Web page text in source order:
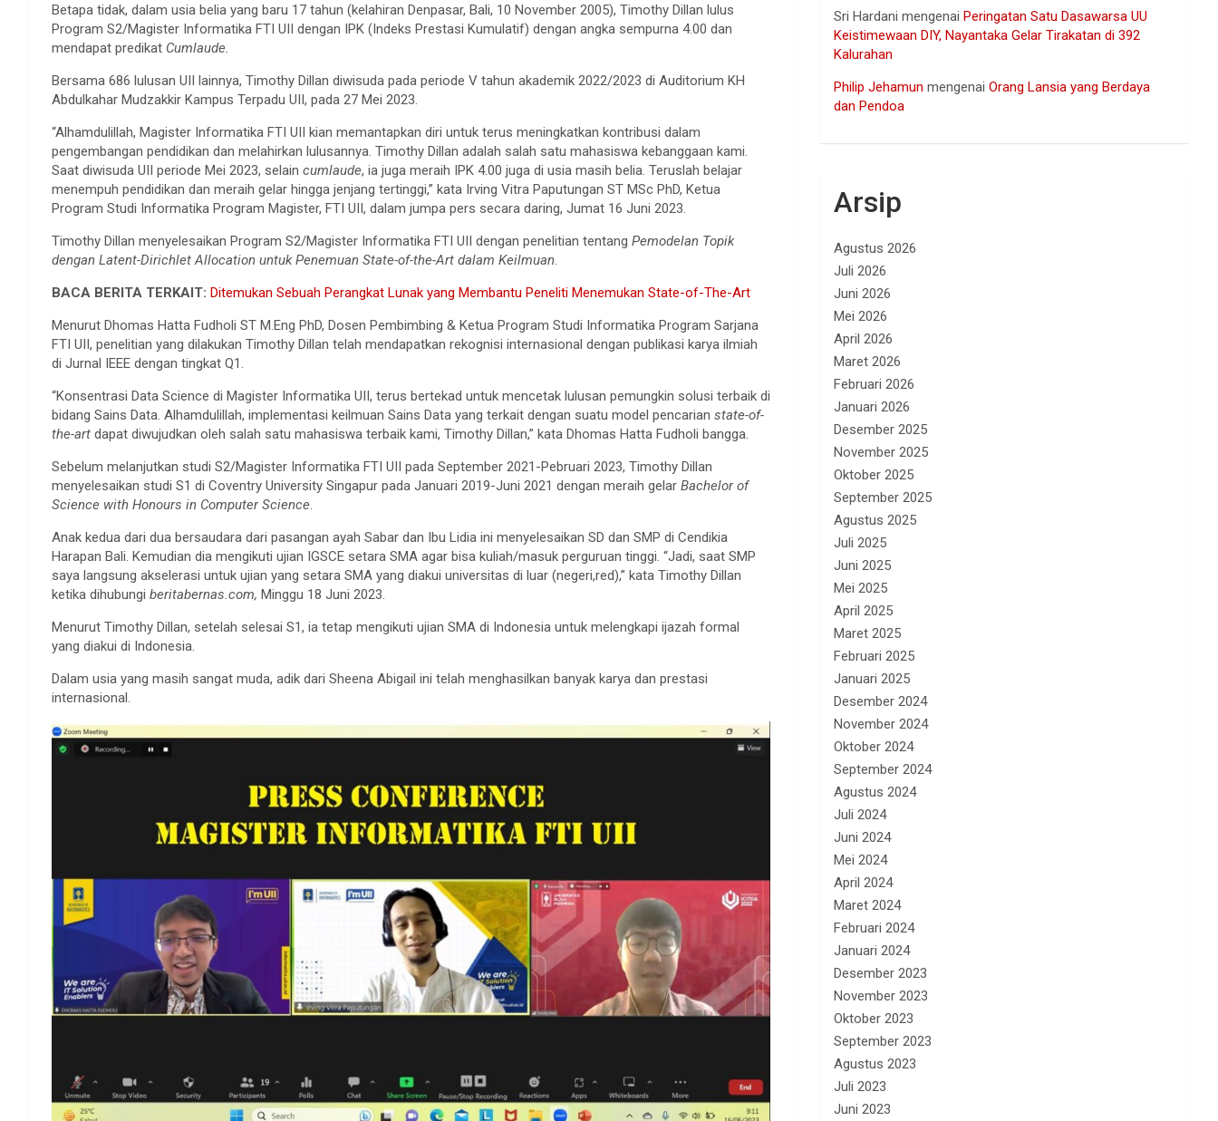
Betapa tidak, dalam usia belia yang baru 17 tahun (kelahiran Denpasar, Bali, 10 November 2005), Timothy Dillan lulus
Program S2/Magister Informatika FTI UII dengan IPK (Indeks Prestasi Kumulatif) dengan angka sempurna 4.00 dan
mendapat predikat Cumlaude.
Bersama 686 lulusan UII lainnya, Timothy Dillan diwisuda pada periode V tahun akademik 2022/2023 di Auditorium KH
Abdulkahar Mudzakkir Kampus Terpadu UII, pada 27 Mei 2023.
“Alhamdulillah, Magister Informatika FTI UII kian memantapkan diri untuk terus meningkatkan kontribusi dalam
pengembangan pendidikan dan melahirkan lulusannya. Timothy Dillan adalah salah satu mahasiswa kebanggaan kami.
Saat diwisuda UII periode Mei 2023, selain cumlaude, ia juga meraih IPK 4.00 juga di usia masih belia. Teruslah belajar
menempuh pendidikan dan meraih gelar hingga jenjang tertinggi,” kata Irving Vitra Paputungan ST MSc PhD, Ketua
Program Studi Informatika Program Magister, FTI UII, dalam jumpa pers secara daring, Jumat 16 Juni 2023.
Timothy Dillan menyelesaikan Program S2/Magister Informatika FTI UII dengan penelitian tentang Pemodelan Topik
dengan Latent-Dirichlet Allocation untuk Penemuan State-of-the-Art dalam Keilmuan.
BACA BERITA TERKAIT: Ditemukan Sebuah Perangkat Lunak yang Membantu Peneliti Menemukan State-of-The-Art
Menurut Dhomas Hatta Fudholi ST M.Eng PhD, Dosen Pembimbing & Ketua Program Studi Informatika Program Sarjana
FTI UII, penelitian yang dilakukan Timothy Dillan telah mendapatkan rekognisi internasional dengan publikasi karya ilmiah
di Jurnal IEEE dengan tingkat Q1.
“Konsentrasi Data Science di Magister Informatika UII, terus bertekad untuk mencetak lulusan pemungkin solusi terbaik di
bidang Sains Data. Alhamdulillah, implementasi keilmuan Sains Data yang terkait dengan suatu model pencarian state-of-
the-art dapat diwujudkan oleh salah satu mahasiswa terbaik kami, Timothy Dillan,” kata Dhomas Hatta Fudholi bangga.
Sebelum melanjutkan studi S2/Magister Informatika FTI UII pada September 2021-Pebruari 2023, Timothy Dillan
menyelesaikan studi S1 di Coventry University Singapur pada Januari 2019-Juni 2021 dengan meraih gelar Bachelor of
Science with Honours in Computer Science.
Anak kedua dari dua bersaudara dari pasangan ayah Sabar dan Ibu Lidia ini menyelesaikan SD dan SMP di Cendikia
Harapan Bali. Kemudian dia mengikuti ujian IGSCE setara SMA agar bisa kuliah/masuk perguruan tinggi. “Jadi, saat SMP
saya langsung akselerasi untuk ujian yang setara SMA yang diakui universitas di luar (negeri,red),” kata Timothy Dillan
ketika dihubungi beritabernas.com, Minggu 18 Juni 2023.
Menurut Timothy Dillan, setelah selesai S1, ia tetap mengikuti ujian SMA di Indonesia untuk melengkapi ijazah formal
yang diakui di Indonesia.
Dalam usia yang masih sangat muda, adik dari Sheena Abigail ini telah menghasilkan banyak karya dan prestasi
internasional.
Sri Hardani mengenaiPeringatan Satu Dasawarsa UU
Keistimewaan DIY, Nayantaka Gelar Tirakatan di 392
Kalurahan
Philip Jehamun mengenaiOrang Lansia yang Berdaya
dan Pendoa
Arsip
Agustus 2026
Juli 2026
Juni 2026
Mei 2026
April 2026
Maret 2026
Februari 2026
Januari 2026
Desember 2025
November 2025
Oktober 2025
September 2025
Agustus 2025
Juli 2025
Juni 2025
Mei 2025
April 2025
Maret 2025
Februari 2025
Januari 2025
Desember 2024
November 2024
Oktober 2024
September 2024
Agustus 2024
Juli 2024
Juni 2024
Mei 2024
April 2024
Maret 2024
Februari 2024
Januari 2024
Desember 2023
November 2023
Oktober 2023
September 2023
Agustus 2023
Juli 2023
Juni 2023